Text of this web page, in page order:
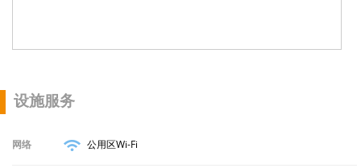
设施服务
网络 公用区Wi-Fi